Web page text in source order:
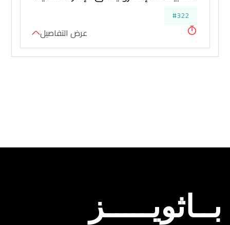
#322
عرض التفاصيل
بــاثويـــــز